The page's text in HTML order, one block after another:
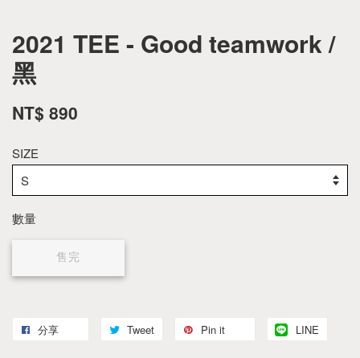
2021 TEE - Good teamwork /
黑
NT$ 890
SIZE
數量
售完
分享 Tweet Pin it LINE